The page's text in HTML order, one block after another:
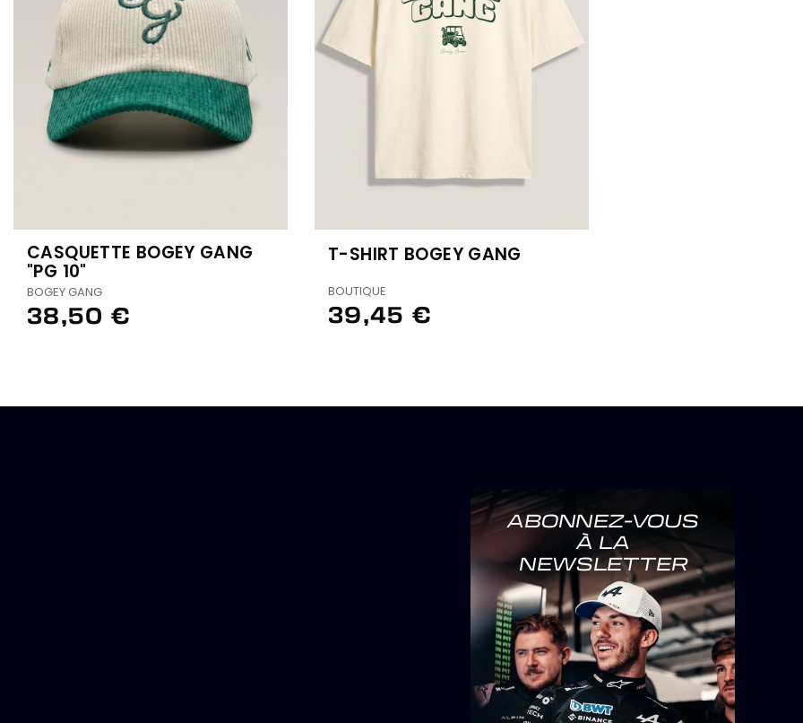
CASQUETTE BOGEY GANG
"PG 10"
BOGEY GANG
38,50 €
T-SHIRT BOGEY GANG
BOUTIQUE
39,45 €
ABONNEZ-VOUS
À LA
NEWSLETTER